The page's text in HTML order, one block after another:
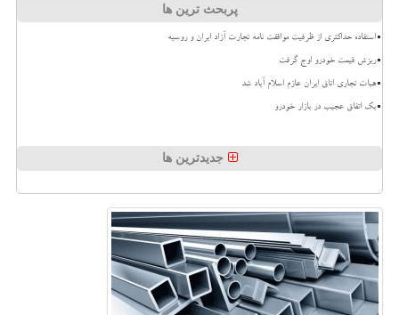
پربحث ترین ها
استفاده حداکثری از ظرفیت موافقت نامه تجارت آزاد ایران و روسیه
ریزش قیمت خودرو اوج گرفت
هیات تجاری اتاق ایران عازم اسلام آباد شد
بک اتفاق عجیب در بازار خودرو
جدیدترین ها